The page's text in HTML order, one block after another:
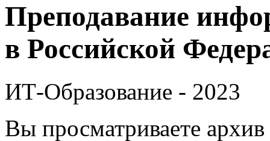
Преподавание
в Российской
ИТ-Образование - 2023
Вы просматриваете